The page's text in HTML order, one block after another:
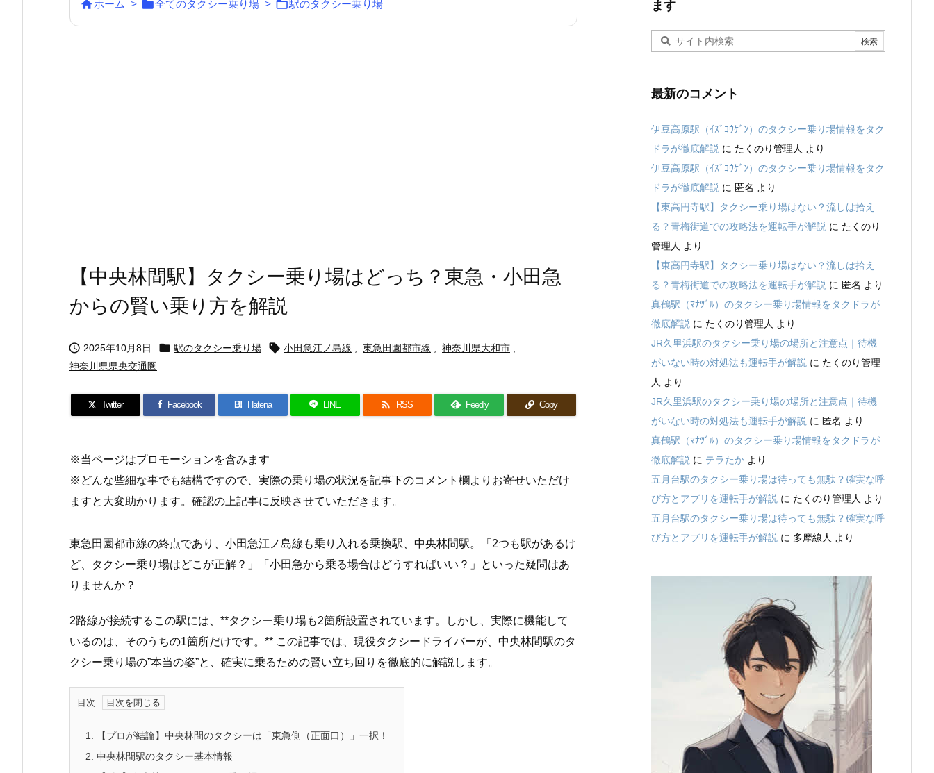
ホーム > 全てのタクシー乗り場 > 駅のタクシー乗り場
【中央林間駅】タクシー乗り場はどっち？東急・小田急
からの賢い乗り方を解説
 2025年10月8日  駅のタクシー乗り場  小田急江ノ島線 東急田園都市線 神奈川県大和市
神奈川県県央交通圏
Twitter Facebook B! Hatena LINE  RSS Feedly Copy
※当ページはプロモーションを含みます
※どんな些細な事でも結構ですので、実際の乗り場の状況を記事下のコメント欄よりお寄せいただけ
ますと大変助かります。確認の上記事に反映させていただきます。
東急田園都市線の終点であり、小田急江ノ島線も乗り入れる乗換駅、中央林間駅。「2つも駅があるけ
ど、タクシー乗り場はどこが正解？」「小田急から乗る場合はどうすればいい？」といった疑問はあ
りませんか？
2路線が接続するこの駅には、**タクシー乗り場も2箇所設置されています。しかし、実際に機能して
いるのは、そのうちの1箇所だけです。** この記事では、現役タクシードライバーが、中央林間駅のタ
クシー乗り場の”本当の姿”と、確実に乗るための賢い立ち回りを徹底的に解説します。
目次
1. 【プロが結論】中央林間のタクシーは「東急側（正面口）」一択！
2. 中央林間駅のタクシー基本情報
ます
最新のコメント
伊豆高原駅（ｲｽﾞｺｳｹﾞﾝ）のタクシー乗り場情報をタク
ドラが徹底解説 に たくのり管理人 より
伊豆高原駅（ｲｽﾞｺｳｹﾞﾝ）のタクシー乗り場情報をタク
ドラが徹底解説 に 匿名 より
【東高円寺駅】タクシー乗り場はない？流しは拾え
る？青梅街道での攻略法を運転手が解説 に たくのり
管理人 より
【東高円寺駅】タクシー乗り場はない？流しは拾え
る？青梅街道での攻略法を運転手が解説 に 匿名 より
真鶴駅（ﾏﾅﾂﾞﾙ）のタクシー乗り場情報をタクドラが
徹底解説 に たくのり管理人 より
JR久里浜駅のタクシー乗り場の場所と注意点｜待機
がいない時の対処法も運転手が解説 に たくのり管理
人 より
JR久里浜駅のタクシー乗り場の場所と注意点｜待機
がいない時の対処法も運転手が解説 に 匿名 より
真鶴駅（ﾏﾅﾂﾞﾙ）のタクシー乗り場情報をタクドラが
徹底解説 に テラたか より
五月台駅のタクシー乗り場は待っても無駄？確実な呼
び方とアプリを運転手が解説 に たくのり管理人 より
五月台駅のタクシー乗り場は待っても無駄？確実な呼
び方とアプリを運転手が解説 に 多摩線人 より